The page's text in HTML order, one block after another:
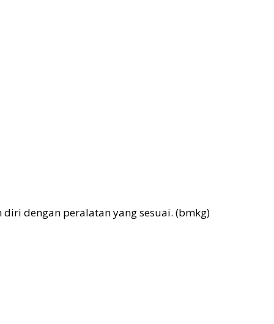
dengan peralatan yang sesuai. (bmkg)